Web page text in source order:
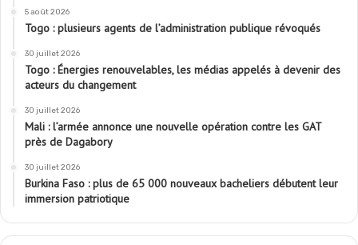
5 août 2026
Togo : plusieurs agents de l’administration publique révoqués
30 juillet 2026
Togo : Énergies renouvelables, les médias appelés à devenir des
acteurs du changement
30 juillet 2026
Mali : l’armée annonce une nouvelle opération contre les GAT
près de Dagabory
30 juillet 2026
Burkina Faso : plus de 65 000 nouveaux bacheliers débutent leur
immersion patriotique